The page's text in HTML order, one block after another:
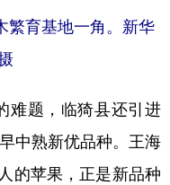
繁育基地一角。新华
题，临猗县还引进
中熟新优品种。王海
的苹果，正是新品种